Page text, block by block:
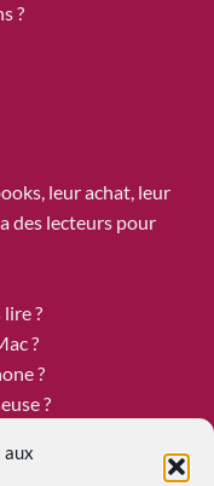
aux
?
leur achat, leur
des lecteurs pour
?
?
?
?